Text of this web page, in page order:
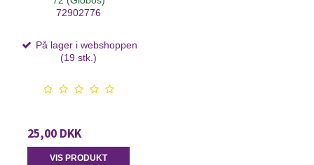
72902776
På lager i webshoppen
(19 stk.)
25,00 DKK
VIS PRODUKT